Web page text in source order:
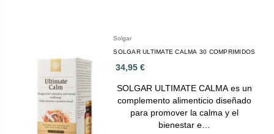
Solgar
SOLGAR ULTIMATE CALMA 30 COMPRIMIDOS
34,95 €
SOLGAR ULTIMATE CALMA es un
complemento alimenticio diseñado
para promover la calma y el
bienestar e…